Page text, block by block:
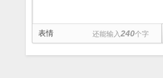
表情 还能输入240个字